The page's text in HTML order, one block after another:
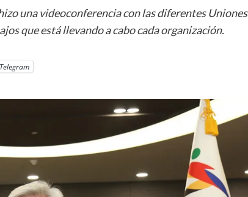
una videoconferencia con las diferentes Uniones
que está llevando a cabo cada organización.
Telegram